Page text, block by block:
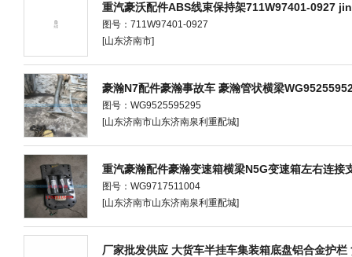
重汽豪沃配件ABS线束保持架711W97401-0927
图号：711W97401-0927
[山东济南市]
豪瀚N7配件豪瀚事故车 豪瀚管状横梁
图号：WG9525595295
[山东济南市山东济南泉利重配城]
重汽豪瀚配件豪瀚变速箱横梁N5G变速箱左右连接
图号：WG9717511004
[山东济南市山东济南泉利重配城]
厂家批发供应 大货车半挂车集装箱底盘铝合金护栏